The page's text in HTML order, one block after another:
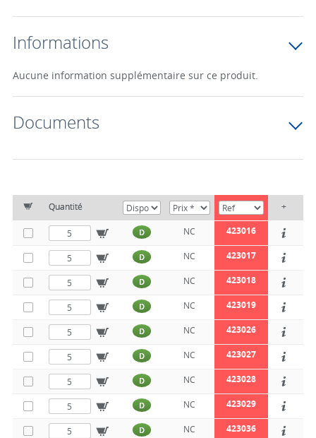
Informations
Aucune information supplémentaire sur ce produit.
Documents
Quantité +
D NC 423016
D NC 423017
D NC 423018
D NC 423019
D NC 423026
D NC 423027
D NC 423028
D NC 423029
D NC 423036